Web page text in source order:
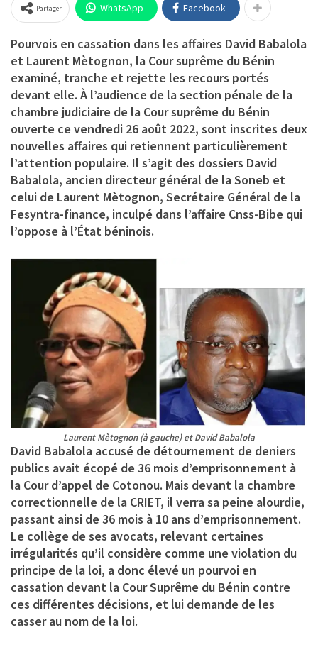
Partager WhatsApp Facebook
Pourvois en cassation dans les affaires David Babalola
et Laurent Mètognon, la Cour suprême du Bénin
examiné, tranche et rejette les recours portés
devant elle. À l’audience de la section pénale de la
chambre judiciaire de la Cour suprême du Bénin
ouverte ce vendredi 26 août 2022, sont inscrites deux
nouvelles affaires qui retiennent particulièrement
l’attention populaire. Il s’agit des dossiers David
Babalola, ancien directeur général de la Soneb et
celui de Laurent Mètognon, Secrétaire Général de la
Fesyntra-finance, inculpé dans l’affaire Cnss-Bibe qui
l’oppose à l’État béninois.
Laurent Mètognon (à gauche) et David Babalola
David Babalola accusé de détournement de deniers
publics avait écopé de 36 mois d’emprisonnement à
la Cour d’appel de Cotonou. Mais devant la chambre
correctionnelle de la CRIET, il verra sa peine alourdie,
passant ainsi de 36 mois à 10 ans d’emprisonnement.
Le collège de ses avocats, relevant certaines
irrégularités qu’il considère comme une violation du
principe de la loi, a donc élevé un pourvoi en
cassation devant la Cour Suprême du Bénin contre
ces différentes décisions, et lui demande de les
casser au nom de la loi.